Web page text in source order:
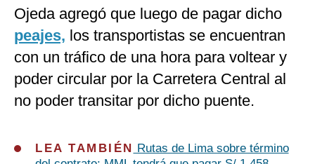
Ojeda agregó que luego de pagar dicho
peajes, los transportistas se encuentran
con un tráfico de una hora para voltear y
poder circular por la Carretera Central al
no poder transitar por dicho puente.
LEA TAMBIÉN
Rutas de Lima sobre término